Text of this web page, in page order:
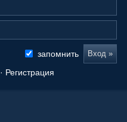
запомнить
· Регистрация